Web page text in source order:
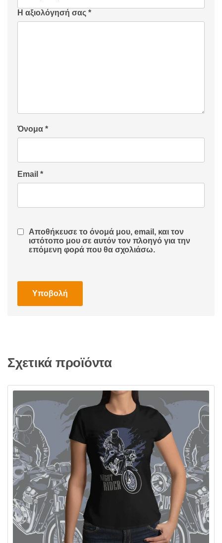
Η αξιολόγησή σας *
Όνομα *
Email *
Αποθήκευσε το όνομά μου, email, και τον
ιστότοπο μου σε αυτόν τον πλοηγό για την
επόμενη φορά που θα σχολιάσω.
Σχετικά προϊόντα